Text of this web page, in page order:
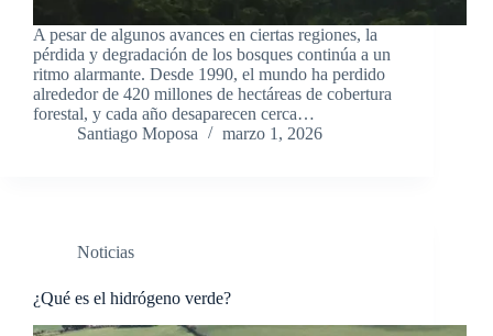
A pesar de algunos avances en ciertas regiones, la
pérdida y degradación de los bosques continúa a un
ritmo alarmante. Desde 1990, el mundo ha perdido
alrededor de 420 millones de hectáreas de cobertura
forestal, y cada año desaparecen cerca…
Santiago Moposa
marzo 1, 2026
Noticias
¿Qué es el hidrógeno verde?